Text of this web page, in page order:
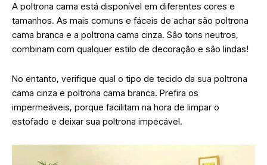
A poltrona cama está disponível em diferentes cores e
tamanhos. As mais comuns e fáceis de achar são poltrona
cama branca e a poltrona cama cinza. São tons neutros,
combinam com qualquer estilo de decoração e são lindas!
No entanto, verifique qual o tipo de tecido da sua poltrona
cama cinza e poltrona cama branca. Prefira os
impermeáveis, porque facilitam na hora de limpar o
estofado e deixar sua poltrona impecável.